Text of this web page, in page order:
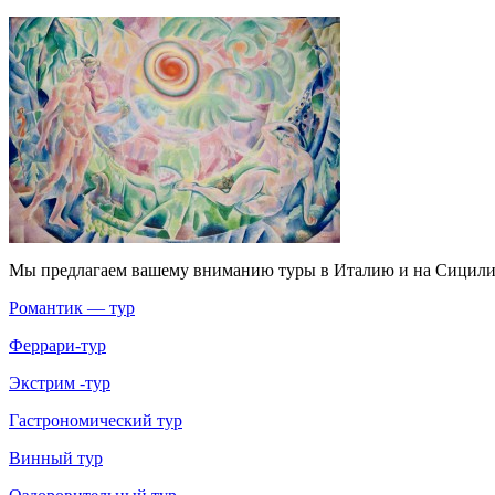
Мы предлагаем вашему вниманию туры в Италию и на
Романтик — тур
Феррари-тур
Экстрим -тур
Гастрономический тур
Винный тур